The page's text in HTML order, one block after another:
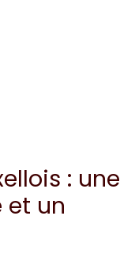
: une
et un